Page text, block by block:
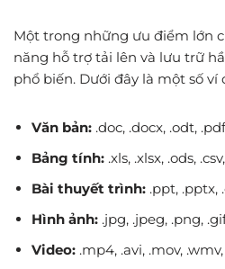
Một trong những ưu điểm lớn
năng hỗ trợ tải lên và lưu trữ
phổ biến. Dưới đây là một số ví
Văn bản: .doc, .docx, .odt,
Bảng tính: .xls, .xlsx, .ods,
Bài thuyết trình: .ppt, .pptx,
Hình ảnh: .jpg, .jpeg, .png,
Video: .mp4, .avi, .mov,